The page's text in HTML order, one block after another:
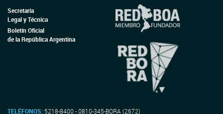
Secretaría
Legal y Técnica
Boletín Oficial
de la República Argentina
TELÉFONOS: 5218-8400 - 0810-345-BORA (2672)